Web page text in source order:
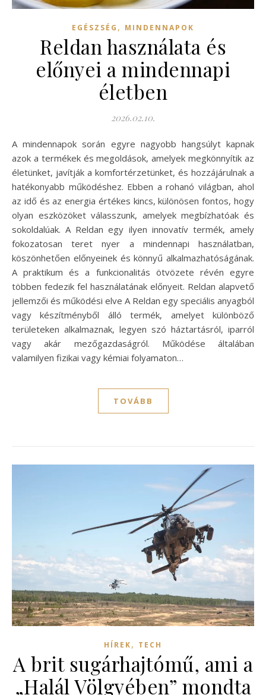
EGÉSZSÉG , MINDENNAPOK
Reldan használata és
előnyei a mindennapi
életben
2026.02.10.
A mindennapok során egyre nagyobb hangsúlyt kapnak
azok a termékek és megoldások, amelyek megkönnyítik az
életünket, javítják a komfortérzetünket, és hozzájárulnak a
hatékonyabb működéshez. Ebben a rohanó világban, ahol
az idő és az energia értékes kincs, különösen fontos, hogy
olyan eszközöket válasszunk, amelyek megbízhatóak és
sokoldalúak. A Reldan egy ilyen innovatív termék, amely
fokozatosan teret nyer a mindennapi használatban,
köszönhetően előnyeinek és könnyű alkalmazhatóságának.
A praktikum és a funkcionalitás ötvözete révén egyre
többen fedezik fel használatának előnyeit. Reldan alapvető
jellemzői és működési elve A Reldan egy speciális anyagból
vagy készítményből álló termék, amelyet különböző
területeken alkalmaznak, legyen szó háztartásról, iparról
vagy akár mezőgazdaságról. Működése általában
valamilyen fizikai vagy kémiai folyamaton…
TOVÁBB
HÍREK, TECH
A brit sugárhajtómű, ami a
„Halál Völgyében” mondta